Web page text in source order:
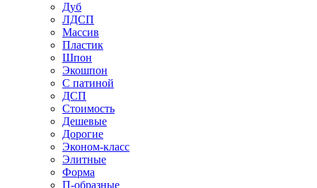
Дуб
ЛДСП
Массив
Пластик
Шпон
Экошпон
С патиной
ДСП
Стоимость
Дешевые
Дорогие
Эконом-класс
Элитные
Форма
П-образные